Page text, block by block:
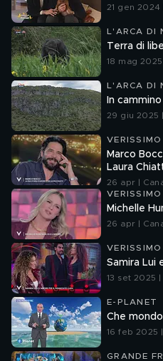
21 gen 2024
L'ARCA DI
Terra di
18 mag
L'ARCA DI
In cammino
29 giu 2025
VERISSIMO
Marco
Laura
26 apr |
VERISSIMO
Michelle
26 apr |
VERISSIMO
Samira Lui
13 set 2025 |
E-PLANET
Che
16 feb 2025 |
GRANDE